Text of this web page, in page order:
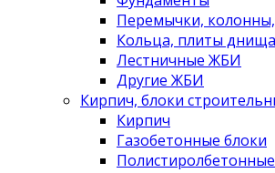
Перемычки,
Кольца, плиты
Лестничные ЖБИ
Другие ЖБИ
Кирпич, блоки
Кирпич
Газобетонные блоки